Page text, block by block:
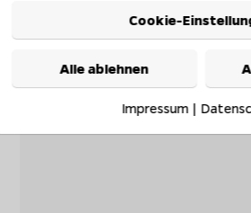
Cookie-
Alle ablehnen
Impressum|